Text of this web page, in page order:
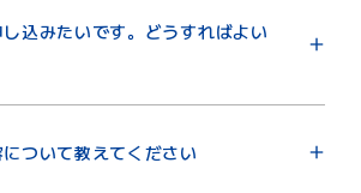
夜間）や、日中でも太陽光からの電気
る分は、ご契約されている電力会社の
らの電気購入量を減らすことができ、
支払いする電気代の削減に寄与します。
込みたいです。どうすればよい
新築住宅を中心に、東京ガスと提携し
です。またサービスの詳細やサービス
ついて教えてください